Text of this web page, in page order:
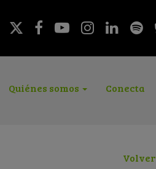
Quiénes somos Conecta
Volver